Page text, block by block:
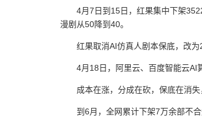
4月7日到15日，红果集中下架
漫剧从50降到40。
红果取消AI仿真人剧本保底，改为
4月18日，阿里云、百度智能云AI
成本在涨，分成在砍，保底在消
到6月，全网累计下架7万余部不